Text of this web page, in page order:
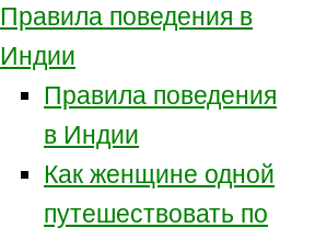
Правила поведения в
Индии
Правила поведения
в Индии
Как женщине одной
путешествовать по